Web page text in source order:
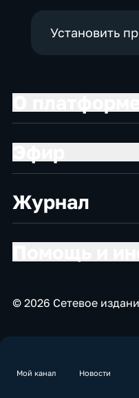
Мой канал Новости
Установить
Журнал
© 2026 Сетевое